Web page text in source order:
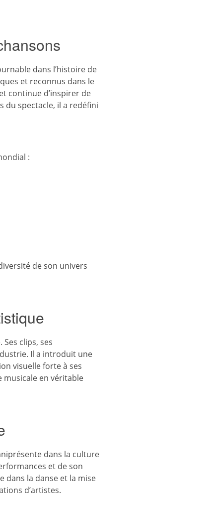
dans l’histoire de
et reconnus dans le
continue d’inspirer de
du spectacle, il a redéfini
:
de son univers
clips, ses
Il a introduit une
visuelle forte à ses
en véritable
dans la culture
et de son
dans la danse et la mise
d’artistes.